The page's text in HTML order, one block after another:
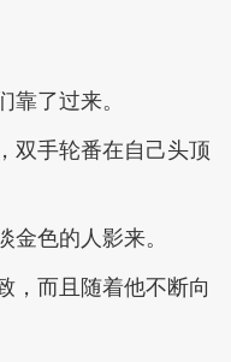
靠了过来。
双手轮番在自己头顶
金色的人影来。
，而且随着他不断向